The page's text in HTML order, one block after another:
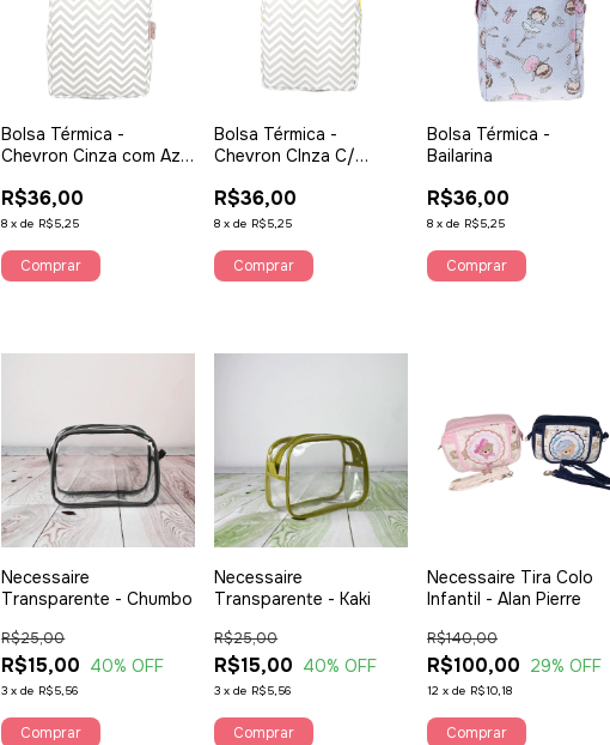
Bolsa Térmica -
Chevron Cinza com Azul
R$36,00
8 xde R$5,25
Bolsa Térmica -
Chevron CInza C/
R$36,00
8 xde R$5,25
Bolsa Térmica -
Bailarina
R$36,00
8 xde R$5,25
Necessaire
Transparente - Chumbo
R$15,00
R$25,00
40% OFF
3 xde R$5,56
Necessaire
Transparente - Kaki
R$15,00
R$25,00
40% OFF
3 xde R$5,56
Necessaire Tira Colo
Infantil - Alan Pierre
R$100,00
R$140,00
29% OFF
12 xde R$10,18
Comprar